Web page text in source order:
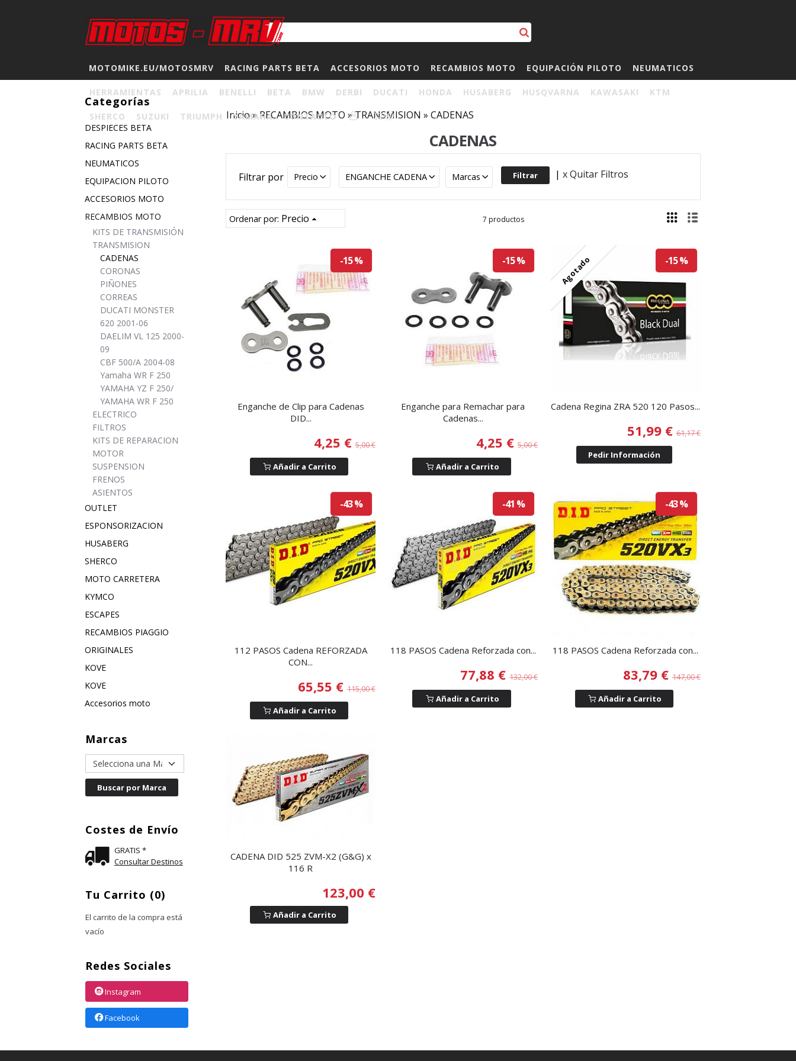
MOTOMIKE.EU/MOTOSMRV RACING PARTS BETA ACCESORIOS MOTO RECAMBIOS MOTO EQUIPACIÓN PILOTO NEUMATICOS
HERRAMIENTAS APRILIA BENELLI BETA BMW DERBI DUCATI HONDA HUSABERG HUSQVARNA KAWASAKI KTM
SHERCO SUZUKI TRIUMPH YAMAHA CONTACTO 0
Categorías
DESPIECES BETA
RACING PARTS BETA
NEUMATICOS
EQUIPACION PILOTO
ACCESORIOS MOTO
RECAMBIOS MOTO
KITS DE TRANSMISIÓN
TRANSMISION
CADENAS
CORONAS
PIÑONES
CORREAS
DUCATI MONSTER
620 2001-06
DAELIM VL 125 2000-
09
CBF 500/A 2004-08
Yamaha WR F 250
YAMAHA YZ F 250/
YAMAHA WR F 250
ELECTRICO
FILTROS
KITS DE REPARACION
MOTOR
SUSPENSION
FRENOS
ASIENTOS
OUTLET
ESPONSORIZACION
HUSABERG
SHERCO
MOTO CARRETERA
KYMCO
ESCAPES
RECAMBIOS PIAGGIO
ORIGINALES
KOVE
KOVE
Accesorios moto
Marcas
Costes de Envío
GRATIS *
Consultar Destinos
Tu Carrito (0)
El carrito de la compra está
vacío
Redes Sociales
Instagram
Facebook
Inicio»RECAMBIOS MOTO »TRANSMISION » CADENAS
CADENAS
Filtrar por Precio ENGANCHE CADENA Marcas | x Quitar Filtros
Ordenar por: Precio 7 productos
-15 %
Enganche de Clip para Cadenas
DID...
4,25 €5,00 €
Añadir a Carrito
-15 %
Enganche para Remachar para
Cadenas...
4,25 €5,00 €
Añadir a Carrito
Agotado -15 %
Cadena Regina ZRA 520 120 Pasos...
51,99 €61,17 €
Pedir Información
-43 %
112 PASOS Cadena REFORZADA
CON...
65,55 €115,00 €
Añadir a Carrito
-41 %
118 PASOS Cadena Reforzada con...
77,88 €132,00 €
Añadir a Carrito
-43 %
118 PASOS Cadena Reforzada con...
83,79 €147,00 €
Añadir a Carrito
CADENA DID 525 ZVM-X2 (G&G) x
116 R
123,00 €
Añadir a Carrito